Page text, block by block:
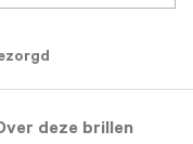
deze brillen